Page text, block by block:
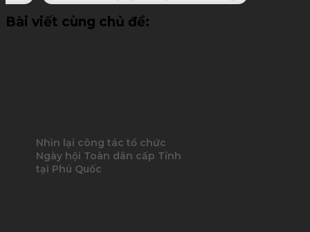
Bài viết cùng chủ đề:
Nhìn lại công tác tổ chức
Ngày hội Toàn dân cấp Tỉnh
tại Phú Quốc